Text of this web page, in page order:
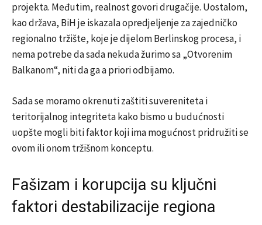
projekta. Međutim, realnost govori drugačije. Uostalom,
kao država, BiH je iskazala opredjeljenje za zajedničko
regionalno tržište, koje je dijelom Berlinskog procesa, i
nema potrebe da sada nekuda žurimo sa „Otvorenim
Balkanom“, niti da ga a priori odbijamo.
Sada se moramo okrenuti zaštiti suvereniteta i
teritorijalnog integriteta kako bismo u budućnosti
uopšte mogli biti faktor koji ima mogućnost pridružiti se
ovom ili onom tržišnom konceptu.
Fašizam i korupcija su ključni
faktori destabilizacije regiona